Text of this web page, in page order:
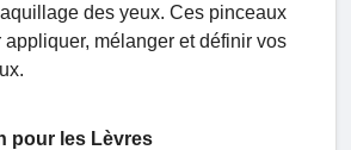
des yeux. Ces pinceaux
appliquer, mélanger et définir vos
pour les Lèvres